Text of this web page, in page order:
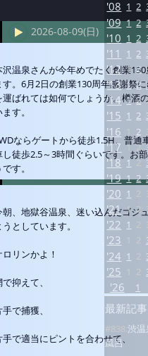
2026-08-09(日)
沢温泉さんが今年めでたく創業
す。6月2日の創業130周年感謝祭
運ばれては如何でしょうか。樽酒
す。
ならゲートから徒歩1.5H、普通
し徒歩2.5～3時間ぐらいです。お
す。
朝、地獄谷温泉、迷い込んだゴジ
うとしています。
ロリンかよ！
抑えて、
で捕獲、
手で適当にピントを合わせて、
'08 1 2
'09 1 2
'10 1 2
'11 1 2
'12 1 2
'13 1 2
'14 1 2
'15 1 2
'16 1 2
'17 1 2
'18 1 2
'19 1 2
'20 1 2
'21 1 2
'22 1 2
'23 1 2
'24 1 2
'25 1 2
'26 1
最新記事
#838:渋
風呂